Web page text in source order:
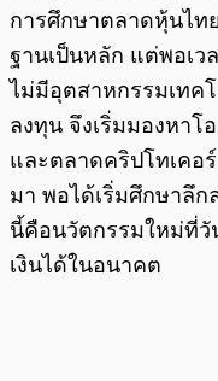
การศึกษาตลาดหุ้นไท
ฐานเป็นหลัก แต่พอเว
ไม่มีอุตสาหกรรมเทค
ลงทุน จึงเริ่มมองหาโ
และตลาดคริปโทเคอ
มา พอได้เริ่มศึกษาลึก
นี้คือนวัตกรรมใหม่ที่วั
เงินได้ในอนาคต